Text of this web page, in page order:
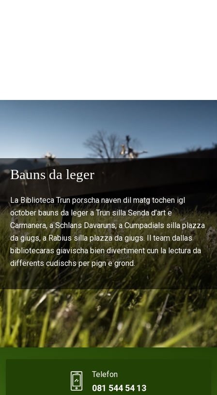
Bauns da leger
La Biblioteca Trun porscha naven dil matg tochen igl
october bauns da leger a Trun silla Senda d’art e
Carmanera, a Schlans Davaruns, a Cumpadials silla plazza
da giugs, a Rabius silla plazza da giugs. Il team dallas
bibliotecaras giavischa bien divertiment cun la lectura da
differents cudischs per pign e grond.
Telefon
081 544 54 13